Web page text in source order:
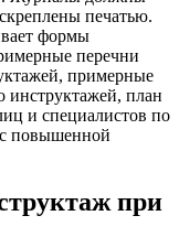
печатью.
формы
перечни
примерные
инструктажей, план
и специалистов по
с повышенной
при